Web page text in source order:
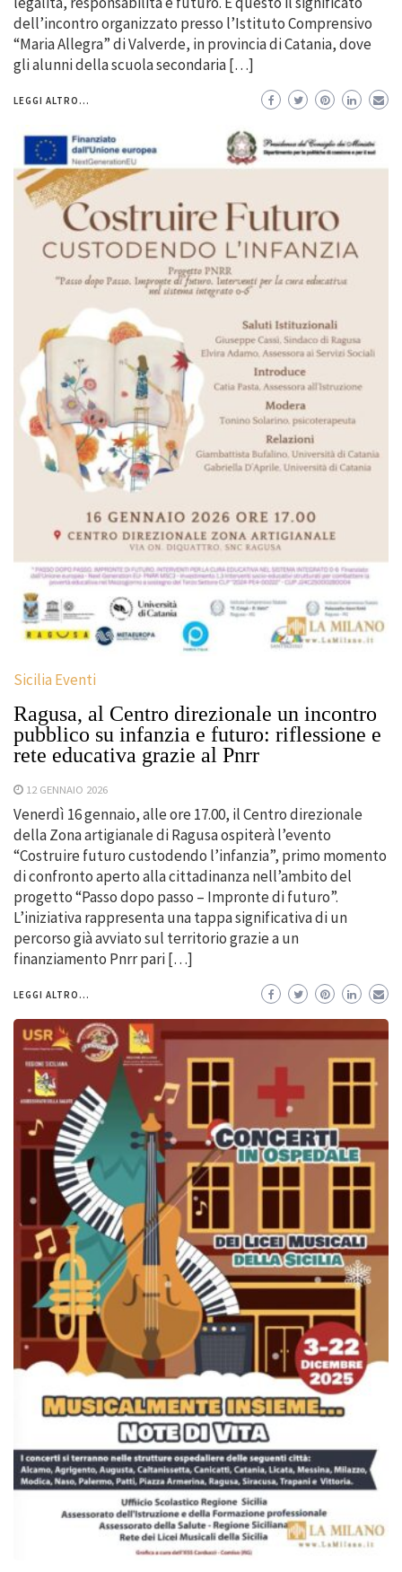
dell’incontro organizzato presso l’Istituto Comprensivo
“Maria Allegra” di Valverde, in provincia di Catania, dove
gli alunni della scuola secondaria […]
LEGGI ALTRO...
Sicilia Eventi
Ragusa, al Centro direzionale un incontro
pubblico su infanzia e futuro: riflessione e
rete educativa grazie al Pnrr
12 GENNAIO 2026
Venerdì 16 gennaio, alle ore 17.00, il Centro direzionale
della Zona artigianale di Ragusa ospiterà l’evento
“Costruire futuro custodendo l’infanzia”, primo momento
di confronto aperto alla cittadinanza nell’ambito del
progetto “Passo dopo passo – Impronte di futuro”.
L’iniziativa rappresenta una tappa significativa di un
percorso già avviato sul territorio grazie a un
finanziamento Pnrr pari […]
LEGGI ALTRO...